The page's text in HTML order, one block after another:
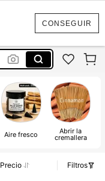
CONSEGUIR
Aire fresco Abrir la
cremallera
Precio
Filtros